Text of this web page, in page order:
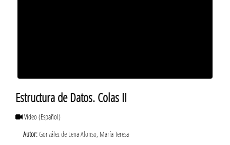
Estructura de Datos. Colas II
Vídeo(Español)
Autor:González de Lena Alonso, María Teresa